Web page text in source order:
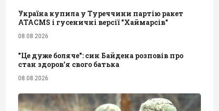
Україна купила у Туреччини партію ракет
ATACMS і гусеничні версії "Хаймарсів"
08.08.2026
"Це дуже боляче": син Байдена розповів про
стан здоров’я свого батька
08.08.2026